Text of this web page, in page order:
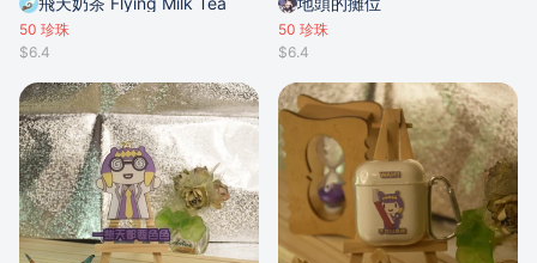
50 珍珠
$6.4
50 珍珠
$6.4